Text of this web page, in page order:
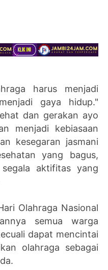
harus menjadi
gaya hidup."
dan gerakan ayo
menjadi kebiasaan
kesegaran jasmani
yang bagus,
aktifitas yang
Olahraga Nasional
semua warga
dapat mencintai
olahraga sebagai